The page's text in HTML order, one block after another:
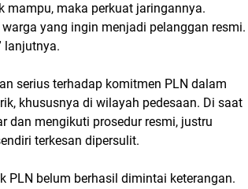
mampu, maka perkuat jaringannya.
yang ingin menjadi pelanggan resmi.
lanjutnya.
serius terhadap komitmen PLN dalam
khususnya di wilayah pedesaan. Di saat
dan mengikuti prosedur resmi, justru
terkesan dipersulit.
PLN belum berhasil dimintai keterangan.